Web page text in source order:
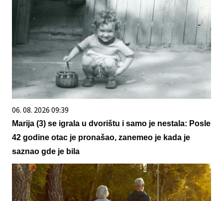
06. 08. 2026 09:39
Marija (3) se igrala u dvorištu i samo je nestala: Posle
42 godine otac je pronašao, zanemeo je kada je
saznao gde je bila